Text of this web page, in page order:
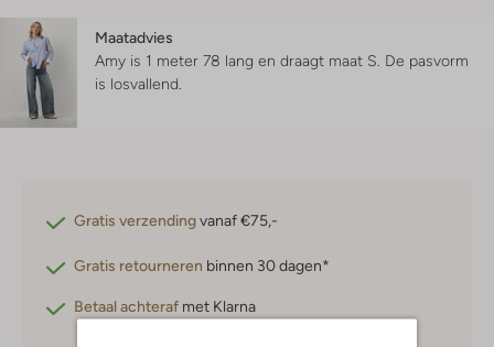
Maatadvies
Amy is 1 meter 78 lang en draagt maat S. De pasvorm
is losvallend
Gratis verzendingvanaf €75,-
Gratis retourneren binnen 30 dagen*
Betaal achteraf met Klarna